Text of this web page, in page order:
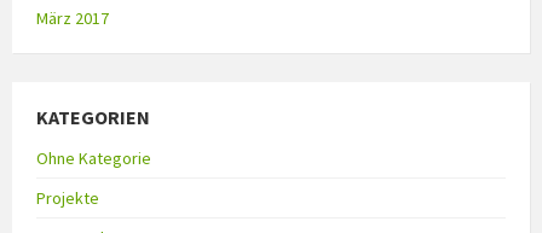
März 2017
KATEGORIEN
Ohne Kategorie
Projekte